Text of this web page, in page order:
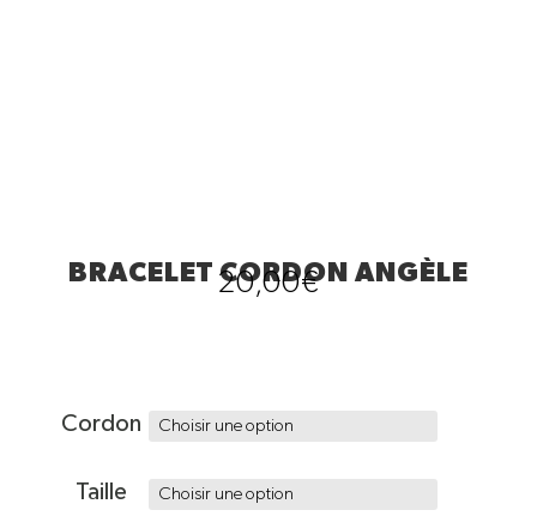
BRACELET CORDON ANGÈLE
20,00€
Cordon
Taille